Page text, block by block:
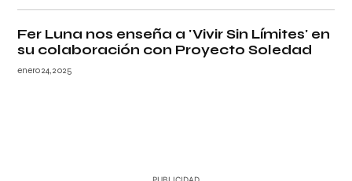
Fer Luna nos enseña a 'Vivir Sin Límites' en
su colaboración con Proyecto Soledad
enero 24, 2025